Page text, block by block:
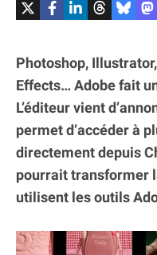
Photoshop,
Effects… Adobe fait
L’éditeur vient
permet d’accéder à
directement depuis
pourrait transformer
utilisent les outils